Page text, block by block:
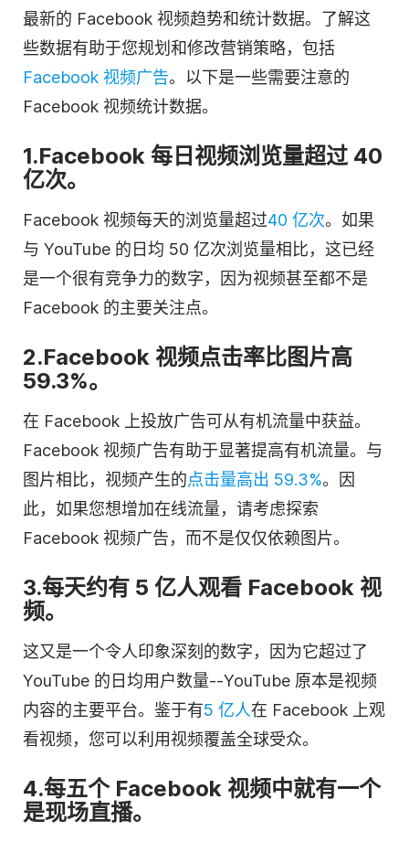
最新的 Facebook 视频趋势和统计数据。了解这
些数据有助于您规划和修改营销策略，包括
Facebook 视频广告。以下是一些需要注意的
Facebook 视频统计数据。
1.Facebook 每日视频浏览量超过 40
亿次。
Facebook 视频每天的浏览量超过40 亿次。如果
与 YouTube 的日均 50 亿次浏览量相比，这已经
是一个很有竞争力的数字，因为视频甚至都不是
Facebook 的主要关注点。
2.Facebook 视频点击率比图片高
59.3%。
在 Facebook 上投放广告可从有机流量中获益。
Facebook 视频广告有助于显著提高有机流量。与
图片相比，视频产生的点击量高出 59.3%。因
此，如果您想增加在线流量，请考虑探索
Facebook 视频广告，而不是仅仅依赖图片。
3.每天约有 5 亿人观看 Facebook 视
频。
这又是一个令人印象深刻的数字，因为它超过了
YouTube 的日均用户数量--YouTube 原本是视频
内容的主要平台。鉴于有5 亿人在 Facebook 上观
看视频，您可以利用视频覆盖全球受众。
4.每五个 Facebook 视频中就有一个
是现场直播。